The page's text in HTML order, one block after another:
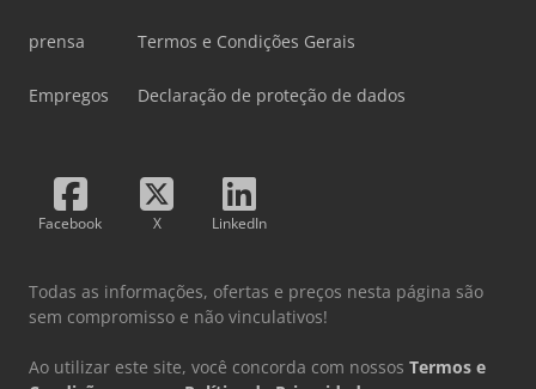
prensa
Empregos
Termos e Condições Gerais
Declaração de proteção de dados
Facebook X LinkedIn
Todas as informações, ofertas e preços nesta página são
sem compromisso e não vinculativos!
Ao utilizar este site, você concorda com nossos Termos e